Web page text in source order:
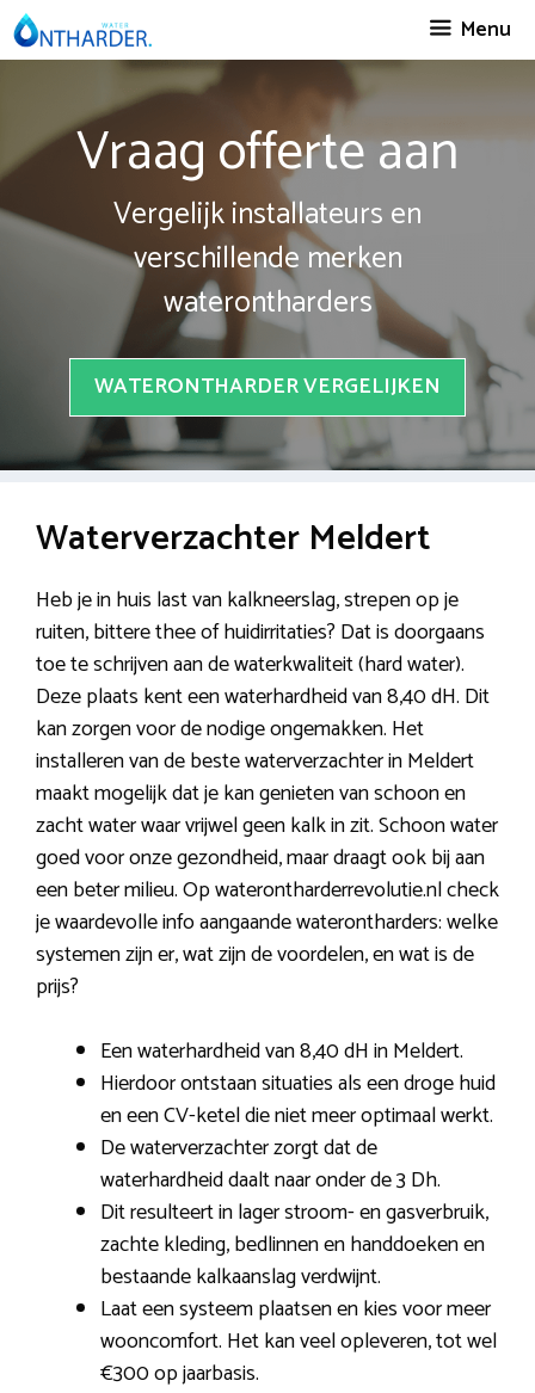
Spring
naar
Menu
Vraag offerte aan
Vergelijk installateurs en
verschillende merken
waterontharders
WATERONTHARDER VERGELIJKEN
Waterverzachter Meldert
Heb je in huis last van kalkneerslag, strepen op je
ruiten, bittere thee of huidirritaties? Dat is doorgaans
toe te schrijven aan de waterkwaliteit (hard water).
Deze plaats kent een waterhardheid van 8,40 dH. Dit
kan zorgen voor de nodige ongemakken. Het
installeren van de beste waterverzachter in Meldert
maakt mogelijk dat je kan genieten van schoon en
zacht water waar vrijwel geen kalk in zit. Schoon water
goed voor onze gezondheid, maar draagt ook bij aan
een beter milieu. Op waterontharderrevolutie.nl check
je waardevolle info aangaande waterontharders: welke
systemen zijn er, wat zijn de voordelen, en wat is de
prijs?
Een waterhardheid van 8,40 dH in Meldert.
Hierdoor ontstaan situaties als een droge huid
en een CV-ketel die niet meer optimaal werkt.
De waterverzachter zorgt dat de
waterhardheid daalt naar onder de 3 Dh.
Dit resulteert in lager stroom- en gasverbruik,
zachte kleding, bedlinnen en handdoeken en
bestaande kalkaanslag verdwijnt.
Laat een systeem plaatsen en kies voor meer
wooncomfort. Het kan veel opleveren, tot wel
€300 op jaarbasis.